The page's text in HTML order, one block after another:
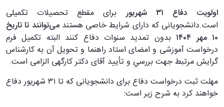
اولویت دفاع ۳۱ شهریور
برای مقطع تحصیلات تکمیلی
است.دانشجویانی که دارای شرایط خاصی هستندمی‌توانند تا تاریخ
۱۰ مهر ۱۴۰۴
بدون تمدید سنوات دفاع کنند البته تکمیل فرم
درخواست آموزشی و امضای استاد راهنما و تحویل آن به کارشناس
گرایش مرتبط جهت بررسي و تأیید آقای دکتر کارگهی الزامی است.
مهلت ثبت درخواست دفاع برای دانشجویانی که تا ۳۱ شهریور دفاع
خواهند کرد به شرح زیر است: